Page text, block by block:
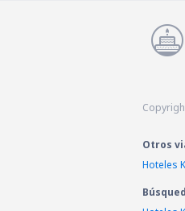
Otros
Hoteles